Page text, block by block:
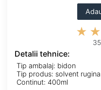
Detalii tehnice:
Tip ambalaj: bidon
Tip produs: solvent rugina
Continut: 400ml